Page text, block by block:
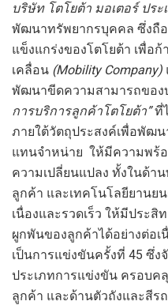
บริษัท โตโยต้า มอเตอร์ ประ
พัฒนาทรัพยากรบุคคล ซึ่งถื
แข็งแกร่งของโตโยต้า เพื่อ
เคลื่อน (Mobility Company)
พัฒนาขีดความสามารถของ
การบริการลูกค้าโตโยต้า”ที่
ภายใต้วัตถุประสงค์เพื่อพัฒ
แทนจำหน่าย ให้มีความพร้
ความเปลี่ยนแปลง ทั้งในด้า
ลูกค้า และเทคโนโลยียาน
เนื่องและรวดเร็ว ให้มีประ
ผูกพันของลูกค้าได้อย่างต่อเ
เป็นการแข่งขันครั้งที่ 45 ซึ่ง
ประเภทการแข่งขัน ครอบค
ลูกค้า และด้านตัวถังและสีร